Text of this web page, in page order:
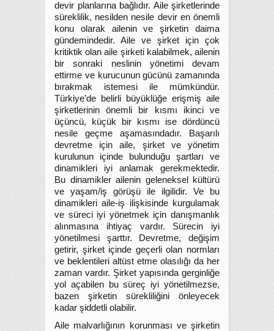
devir planlarına bağlıdır. Aile şirketlerinde
süreklilik, nesilden nesile devir en önemli
konu olarak ailenin ve şirketin daima
gündemindedir. Aile ve şirket için çok
kritiktik olan aile şirketi kalabilmek, ailenin
bir sonraki neslinin yönetimi devam
ettirme ve kurucunun gücünü zamanında
bırakmak istemesi ile mümkündür.
Türkiye’de belirli büyüklüğe erişmiş aile
şirketlerinin önemli bir kısmı ikinci ve
üçüncü, küçük bir kısmı ise dördüncü
nesile geçme aşamasındadır. Başarılı
devretme için aile, şirket ve yönetim
kurulunun içinde bulunduğu şartları ve
dinamikleri iyi anlamak gerekmektedir.
Bu dinamikler ailenin geleneksel kültürü
ve yaşam/iş görüşü ile ilgilidir. Ve bu
dinamikleri aile-iş ilişkisinde kurgulamak
ve süreci iyi yönetmek için danışmanlık
alınmasına ihtiyaç vardır. Sürecin iyi
yönetilmesi şarttır. Devretme, değişim
getirir, şirket içinde geçerli olan normları
ve beklentileri altüst etme olasılığı da her
zaman vardır. Şirket yapısında gerginliğe
yol açabilen bu süreç iyi yönetilmezse,
bazen şirketin sürekliliğini önleyecek
kadar şiddetli olabilir.
Aile malvarlığının korunması ve şirketin